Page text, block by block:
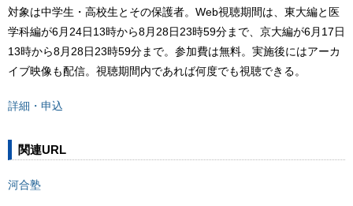
対象は中学生・高校生とその保護者。Web視聴期間は、東大編と医
学科編が6月24日13時から8月28日23時59分まで、京大編が6月17日
13時から8月28日23時59分まで。参加費は無料。実施後にはアーカ
イブ映像も配信。視聴期間内であれば何度でも視聴できる。
詳細・申込
関連URL
河合塾